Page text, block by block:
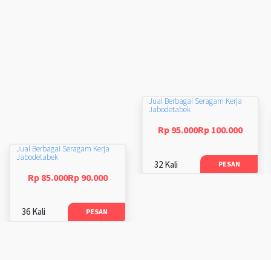
Jual Berbagai Seragam Kerja
Jabodetabek
Rp 95.000Rp 100.000
32 Kali PESAN
Jual Berbagai Seragam Kerja
Jabodetabek
Rp 85.000Rp 90.000
36 Kali PESAN